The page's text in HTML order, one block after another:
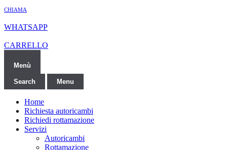
CHIAMA
WHATSAPP
CARRELLO
Menù
Search Menu
Home
Richiesta autoricambi
Richiedi rottamazione
Servizi
Autoricambi
Rottamazione